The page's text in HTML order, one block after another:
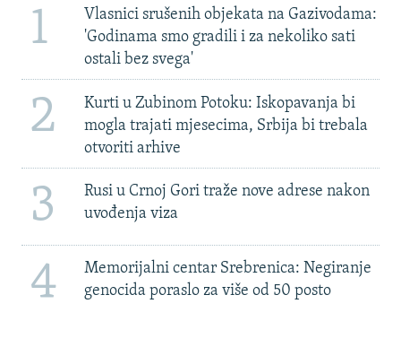
1
Vlasnici srušenih objekata na Gazivodama:
'Godinama smo gradili i za nekoliko sati
ostali bez svega'
2
Kurti u Zubinom Potoku: Iskopavanja bi
mogla trajati mjesecima, Srbija bi trebala
otvoriti arhive
3
Rusi u Crnoj Gori traže nove adrese nakon
uvođenja viza
4
Memorijalni centar Srebrenica: Negiranje
genocida poraslo za više od 50 posto